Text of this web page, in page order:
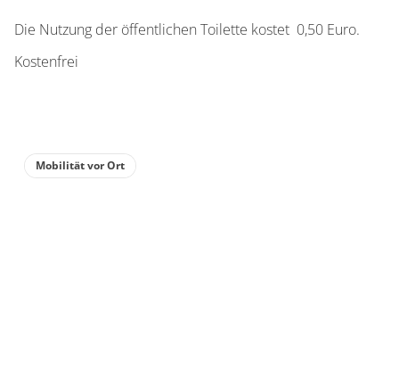
Die Nutzung der öffentlichen Toilette kostet 0,50 Euro.
Kostenfrei
Mobilität vor Ort